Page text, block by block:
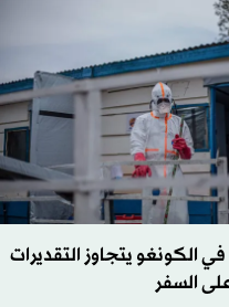
الكونغو يتجاوز التقديرات
السفر